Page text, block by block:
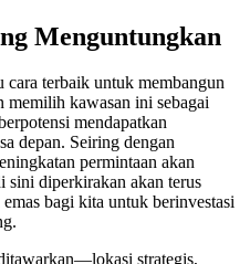
Menguntungkan
cara terbaik untuk membangun
memilih kawasan ini sebagai
mendapatkan
depan. Seiring dengan
permintaan akan
sini diperkirakan akan terus
bagi kita untuk berinvestasi
strategis,